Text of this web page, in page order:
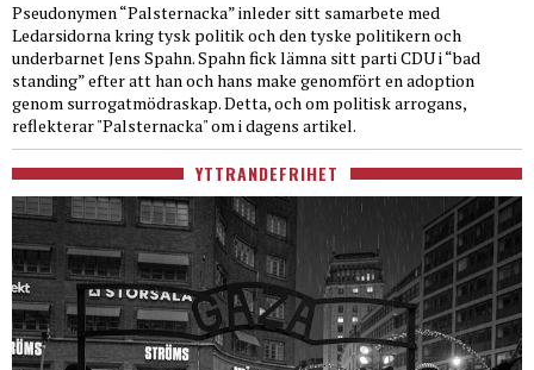
Pseudonymen “Palsternacka” inleder sitt samarbete med
Ledarsidorna kring tysk politik och den tyske politikern och
underbarnet Jens Spahn. Spahn fick lämna sitt parti CDU i “bad
standing” efter att han och hans make genomfört en adoption
genom surrogatmödraskap. Detta, och om politisk arrogans,
reflekterar "Palsternacka" om i dagens artikel.
YTTRANDEFRIHET